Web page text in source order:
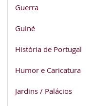
Guerra
Guiné
História de Portugal
Humor e Caricatura
Jardins / Palácios